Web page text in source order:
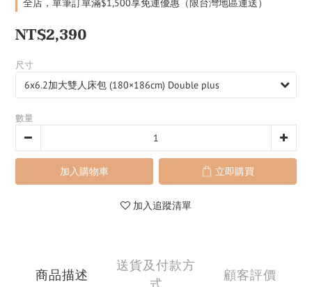
全店，單筆訂單滿$1,500享免運優惠（限台灣地區運送）
NT$2,390
尺寸
數量
加入購物車 立即購買
加入追蹤清單
商品描述
送貨及付款方
顧客評價